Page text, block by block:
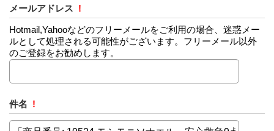
メールアドレス !
Hotmail,Yahooなどのフリーメールをご利用の場合、迷惑メー
ルとして処理される可能性がございます。フリーメール以外
のご登録をお勧めします。
件名 !